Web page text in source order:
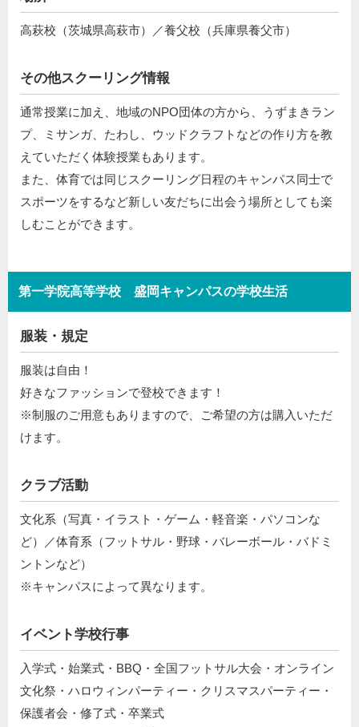
高萩校（茨城県高萩市）／養父校（兵庫県養父市）
その他スクーリング情報
通常授業に加え、地域のNPO団体の方から、うずまきラン
プ、ミサンガ、たわし、ウッドクラフトなどの作り方を教
えていただく体験授業もあります。
また、体育では同じスクーリング日程のキャンパス同士で
スポーツをするなど新しい友だちに出会う場所としても楽
しむことができます。
第一学院高等学校 盛岡キャンパスの学校生活
服装・規定
服装は自由！
好きなファッションで登校できます！
※制服のご用意もありますので、ご希望の方は購入いただ
けます。
クラブ活動
文化系（写真・イラスト・ゲーム・軽音楽・パソコンな
ど）／体育系（フットサル・野球・バレーボール・バドミ
ントンなど）
※キャンパスによって異なります。
イベント学校行事
入学式・始業式・BBQ・全国フットサル大会・オンライン
文化祭・ハロウィンパーティー・クリスマスパーティー・
保護者会・修了式・卒業式